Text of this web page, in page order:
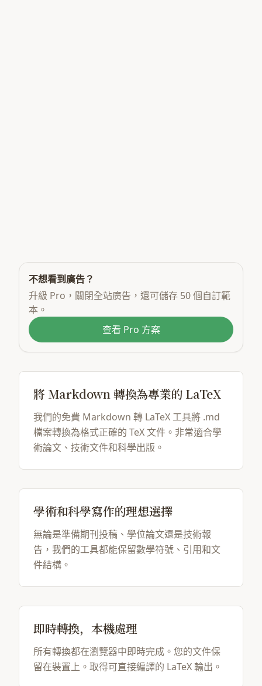
不想看到廣告？
升級 Pro，關閉全站廣告，還可儲存 50 個自訂範
本。
查看 Pro 方案
將 Markdown 轉換為專業的 LaTeX
我們的免費 Markdown 轉 LaTeX 工具將 .md
檔案轉換為格式正確的 TeX 文件。非常適合學
術論文、技術文件和科學出版。
學術和科學寫作的理想選擇
無論是準備期刊投稿、學位論文還是技術報
告，我們的工具都能保留數學符號、引用和文
件結構。
即時轉換，本機處理
所有轉換都在瀏覽器中即時完成。您的文件保
留在裝置上。取得可直接編譯的 LaTeX 輸出。